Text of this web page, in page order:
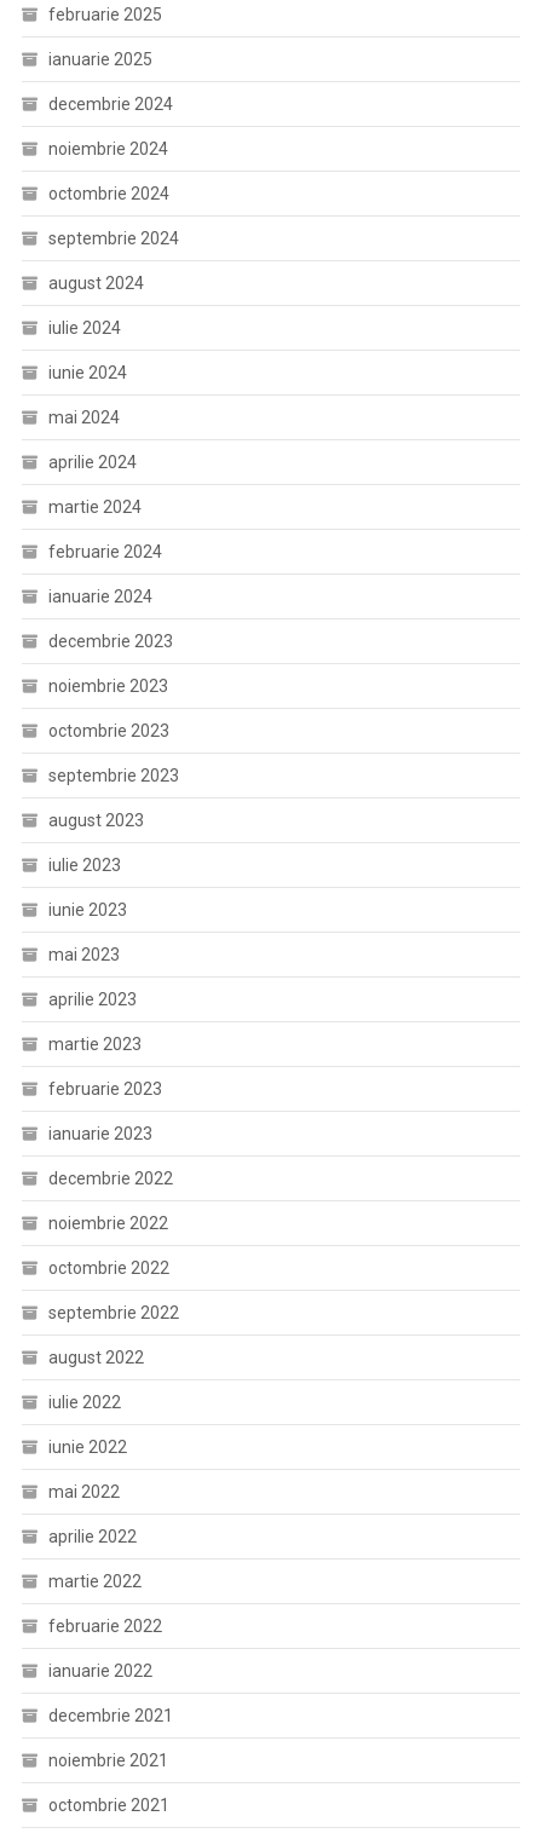
februarie 2025
ianuarie 2025
decembrie 2024
noiembrie 2024
octombrie 2024
septembrie 2024
august 2024
iulie 2024
iunie 2024
mai 2024
aprilie 2024
martie 2024
februarie 2024
ianuarie 2024
decembrie 2023
noiembrie 2023
octombrie 2023
septembrie 2023
august 2023
iulie 2023
iunie 2023
mai 2023
aprilie 2023
martie 2023
februarie 2023
ianuarie 2023
decembrie 2022
noiembrie 2022
octombrie 2022
septembrie 2022
august 2022
iulie 2022
iunie 2022
mai 2022
aprilie 2022
martie 2022
februarie 2022
ianuarie 2022
decembrie 2021
noiembrie 2021
octombrie 2021